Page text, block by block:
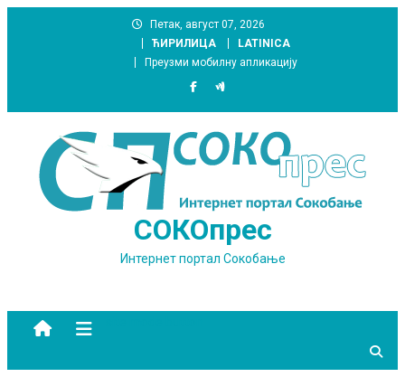
Петак, август 07, 2026
ЋИРИЛИЦА
LATINICA
Преузми мобилну апликацију
СОКОпрес
Интернет портал Сокобање